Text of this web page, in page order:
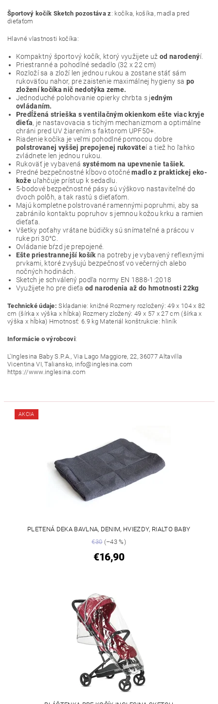
Športový kočík Sketch pozostáva z: kočíka, košíka, madla pred
dieťaťom
Hlavné vlastnosti kočíka:
Kompaktný športový kočík, ktorý využijete už od narodenýí.
Priestranné a pohodlné sedadlo (32 x 22 cm)
Rozloží sa a zloží len jednou rukou a zostane stáť sám
rukoväťou nahor, pre zaistenie maximálnej hygieny sa po
zložení kočíka nič nedotýka zeme.
Jednoduché polohovanie opierky chrbta s jedným
ovládaním.
Predĺžená strieška s ventilačným okienkom ešte viac kryje
dieťa, je nastavovacia s tichým mechanizmom a optimálne
chráni pred UV žiarením s faktorom UPF50+.
Riadenie kočíka je veľmi pohodlné pomocou dobre
polstrovanej vyššej prepojenej rukoväteí a tiež ho ľahko
zvládnete len jednou rukou.
Rukoväť je vybavená systémom na upevnenie tašiek.
Predné bezpečnostné kĺbovo otočnémadlo z praktickej eko-
kožeuľahčuje prístup k sedadlu.
5-bodové bezpečnostné pásy sú výškovo nastaviteľné do
dvoch polôh, a tak rastú s dieťaťom.
Majú kompletne polstrované ramennými popruhmi, aby sa
zabránilo kontaktu popruhov s jemnou kožou krku a ramien
dieťaťa.
Všetky poťahy vrátane búdičky sú snímateľné a prácou v
ruke pri 30°C.
Ovládanie bŕzd je prepojené.
Ešte priestrannejší košík na potreby je vybavený reflexnými
prvkami, ktoré zvyšujú bezpečnosť vo večerných alebo
nočných hodinách.
Sketch je schválený podľa normy EN 1888-1:2018
Využijete ho pre dieťa od narodenia až do hmotnosti 22kg
Technické údaje: Skladanie: knižné Rozmery rozložený: 49 x 104 x 82
cm (šírka x výška x hĺbka) Rozmery zložený: 49 x 57 x 27 cm (šírka x
výška x hĺbka) Hmotnosť: 6.9 kg Materiál konštrukcie: hliník
Informácie o výrobcovi:
L'Inglesina Baby S.P.A., Via Lago Maggiore, 22, 36077 Altavilla
Vicentina VI, Taliansko, info@inglesina.com
https://www.inglesina.com
AKCIA
PLETENÁ DEKA BAVLNA, DENIM, HVIEZDY, RIALTO BABY
€30(–43 %)
€16,90